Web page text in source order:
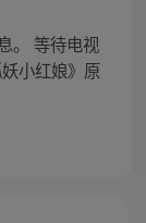
。 等待电视
小红娘》原